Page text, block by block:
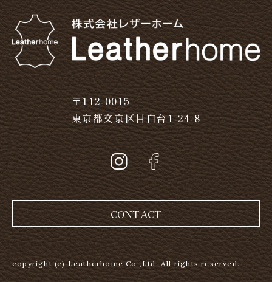
〒112-0015
東京都文京区目白台1-24-8
CONTACT
copyright (c) Leatherhome Co.,Ltd. All rights reserved.